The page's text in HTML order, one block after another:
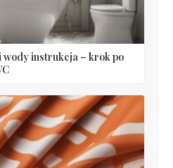
instrukcja – krok po